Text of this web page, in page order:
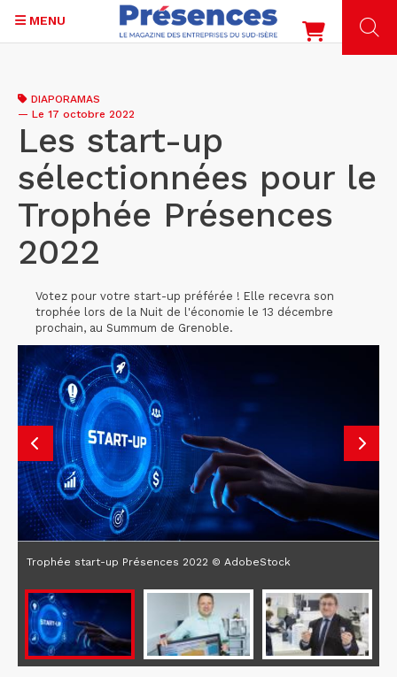
contenu
principal
MENU
DIAPORAMAS
— Le 17 octobre 2022
Les start-up
sélectionnées pour le
Trophée Présences
2022
Votez pour votre start-up préférée ! Elle recevra son
trophée lors de la Nuit de l'économie le 13 décembre
prochain, au Summum de Grenoble.
Trophée start-up Présences 2022 © AdobeStock